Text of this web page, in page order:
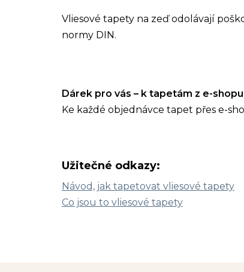
Vliesové tapety na zeď odolávají
normy DIN.
Dárek pro vás – k tapetám z e-
Ke každé objednávce tapet přes e-
Užitečné odkazy:
Návod, jak tapetovat vliesové tapety
Co jsou to vliesové tapety